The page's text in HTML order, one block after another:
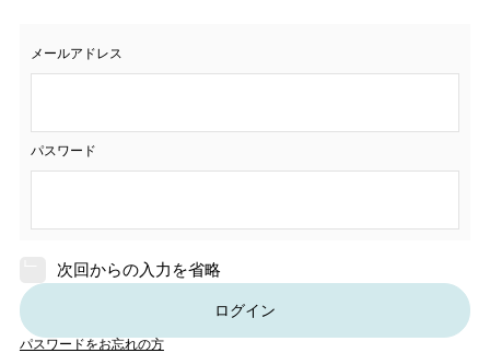
メールアドレス
パスワード
次回からの入力を省略
ログイン
パスワードをお忘れの方